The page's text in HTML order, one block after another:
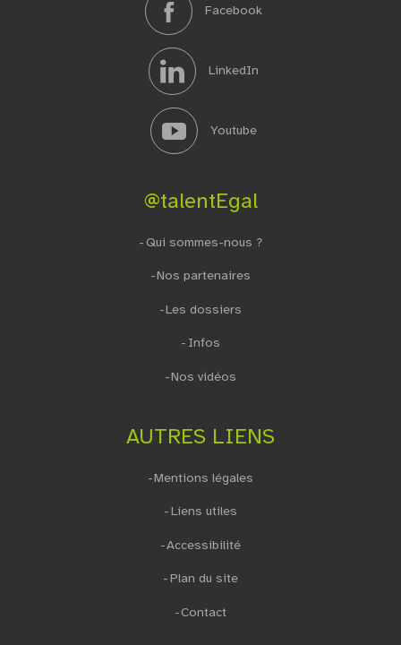
Facebook
LinkedIn
Youtube
@talentEgal
Qui sommes-nous ?
Nos partenaires
Les dossiers
Infos
Nos vidéos
AUTRES LIENS
Mentions légales
Liens utiles
Accessibilité
Plan du site
Contact